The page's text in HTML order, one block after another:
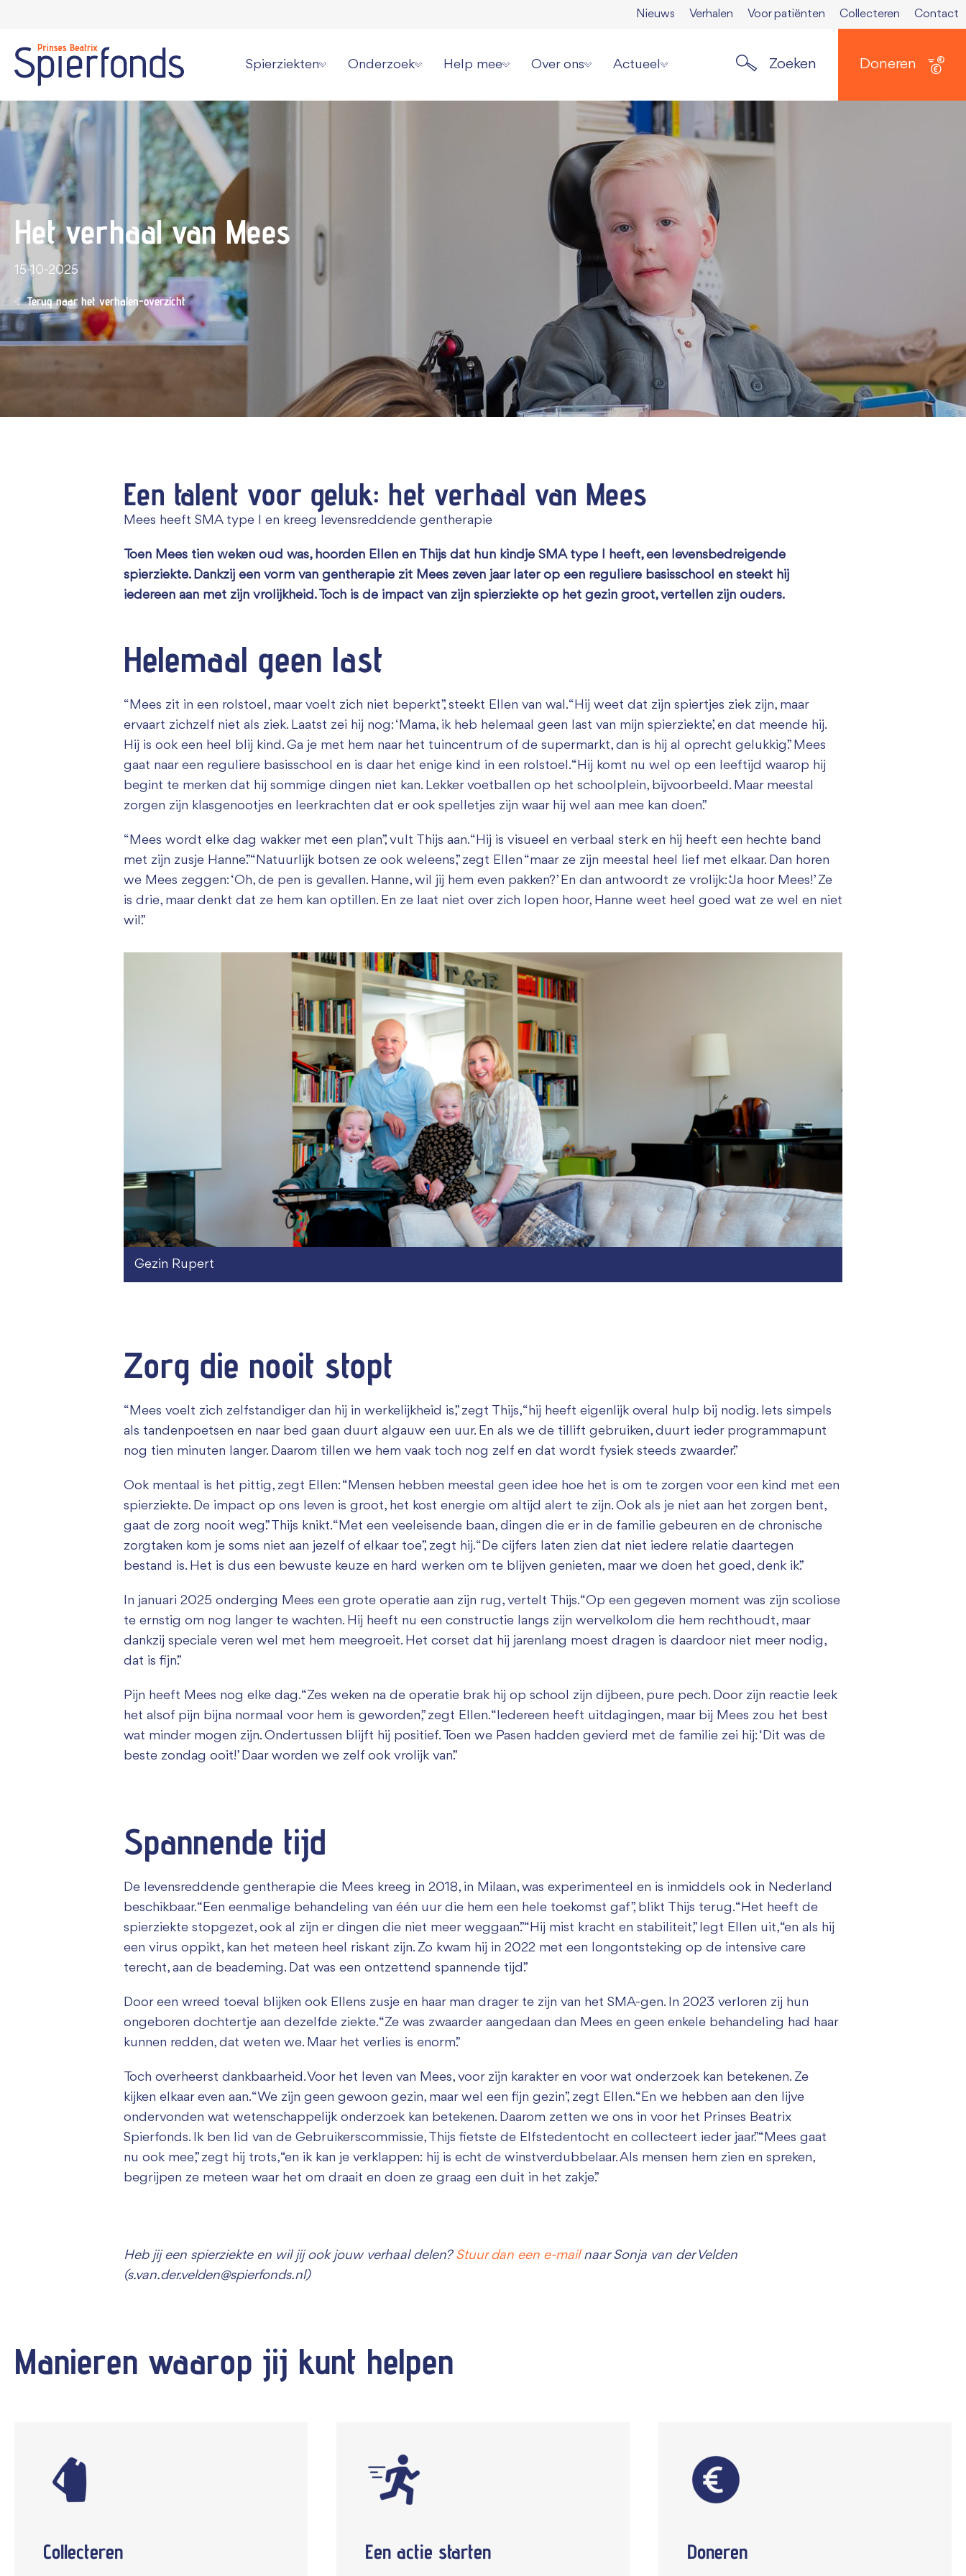
Nieuws Verhalen Voor patiënten Collecteren Contact
Spierziekten
Informatie voor patiënten
Onderzoek Help mee
Aanmelden evenement
Zakelijk bijdragen
Over ons
Wat wij doen
Wie wij zijn
Jaarverslagen en cijfers
Ambassadeurs
Werken bij ons
Donatie wijzigen of opzeggen
Contact
Actueel
Laatste nieuws
Aanmelden nieuwsbrief
Pers en media
Zoeken Doneren
Het verhaal van Mees
15-10-2025
Terug naar het verhalen-overzicht
Een talent voor geluk: het verhaal van Mees
Mees heeft SMA type I en kreeg levensreddende gentherapie
Toen Mees tien weken oud was, hoorden Ellen en Thijs dat hun kindje SMA type I heeft, een levensbedreigende
spierziekte. Dankzij een vorm van gentherapie zit Mees zeven jaar later op een reguliere basisschool en steekt hij
iedereen aan met zijn vrolijkheid. Toch is de impact van zijn spierziekte op het gezin groot, vertellen zijn ouders.
Helemaal geen last
“Mees zit in een rolstoel, maar voelt zich niet beperkt”, steekt Ellen van wal. “Hij weet dat zijn spiertjes ziek zijn, maar
ervaart zichzelf niet als ziek. Laatst zei hij nog: ‘Mama, ik heb helemaal geen last van mijn spierziekte’, en dat meende hij.
Hij is ook een heel blij kind. Ga je met hem naar het tuincentrum of de supermarkt, dan is hij al oprecht gelukkig.” Mees
gaat naar een reguliere basisschool en is daar het enige kind in een rolstoel. “Hij komt nu wel op een leeftijd waarop hij
begint te merken dat hij sommige dingen niet kan. Lekker voetballen op het schoolplein, bijvoorbeeld. Maar meestal
zorgen zijn klasgenootjes en leerkrachten dat er ook spelletjes zijn waar hij wel aan mee kan doen.”
“Mees wordt elke dag wakker met een plan”, vult Thijs aan. “Hij is visueel en verbaal sterk en hij heeft een hechte band
met zijn zusje Hanne.” “Natuurlijk botsen ze ook weleens,” zegt Ellen “maar ze zijn meestal heel lief met elkaar. Dan horen
we Mees zeggen: ‘Oh, de pen is gevallen. Hanne, wil jij hem even pakken?’ En dan antwoordt ze vrolijk: ‘Ja hoor Mees!’ Ze
is drie, maar denkt dat ze hem kan optillen. En ze laat niet over zich lopen hoor, Hanne weet heel goed wat ze wel en niet
wil.”
Gezin Rupert
Zorg die nooit stopt
“Mees voelt zich zelfstandiger dan hij in werkelijkheid is,” zegt Thijs, “hij heeft eigenlijk overal hulp bij nodig. Iets simpels
als tandenpoetsen en naar bed gaan duurt algauw een uur. En als we de tillift gebruiken, duurt ieder programmapunt
nog tien minuten langer. Daarom tillen we hem vaak toch nog zelf en dat wordt fysiek steeds zwaarder.”
Ook mentaal is het pittig, zegt Ellen: “Mensen hebben meestal geen idee hoe het is om te zorgen voor een kind met een
spierziekte. De impact op ons leven is groot, het kost energie om altijd alert te zijn. Ook als je niet aan het zorgen bent,
gaat de zorg nooit weg.” Thijs knikt. “Met een veeleisende baan, dingen die er in de familie gebeuren en de chronische
zorgtaken kom je soms niet aan jezelf of elkaar toe”, zegt hij. “De cijfers laten zien dat niet iedere relatie daartegen
bestand is. Het is dus een bewuste keuze en hard werken om te blijven genieten, maar we doen het goed, denk ik.”
In januari 2025 onderging Mees een grote operatie aan zijn rug, vertelt Thijs. “Op een gegeven moment was zijn scoliose
te ernstig om nog langer te wachten. Hij heeft nu een constructie langs zijn wervelkolom die hem rechthoudt, maar
dankzij speciale veren wel met hem meegroeit. Het corset dat hij jarenlang moest dragen is daardoor niet meer nodig,
dat is fijn.”
Pijn heeft Mees nog elke dag. “Zes weken na de operatie brak hij op school zijn dijbeen, pure pech. Door zijn reactie leek
het alsof pijn bijna normaal voor hem is geworden,” zegt Ellen. “Iedereen heeft uitdagingen, maar bij Mees zou het best
wat minder mogen zijn. Ondertussen blijft hij positief. Toen we Pasen hadden gevierd met de familie zei hij: ‘Dit was de
beste zondag ooit!’ Daar worden we zelf ook vrolijk van.”
Spannende tijd
De levensreddende gentherapie die Mees kreeg in 2018, in Milaan, was experimenteel en is inmiddels ook in Nederland
beschikbaar. “Een eenmalige behandeling van één uur die hem een hele toekomst gaf”, blikt Thijs terug. “Het heeft de
spierziekte stopgezet, ook al zijn er dingen die niet meer weggaan.” “Hij mist kracht en stabiliteit,” legt Ellen uit, “en als hij
een virus oppikt, kan het meteen heel riskant zijn. Zo kwam hij in 2022 met een longontsteking op de intensive care
terecht, aan de beademing. Dat was een ontzettend spannende tijd.”
Door een wreed toeval blijken ook Ellens zusje en haar man drager te zijn van het SMA-gen. In 2023 verloren zij hun
ongeboren dochtertje aan dezelfde ziekte. “Ze was zwaarder aangedaan dan Mees en geen enkele behandeling had haar
kunnen redden, dat weten we. Maar het verlies is enorm.”
Toch overheerst dankbaarheid. Voor het leven van Mees, voor zijn karakter en voor wat onderzoek kan betekenen. Ze
kijken elkaar even aan. “We zijn geen gewoon gezin, maar wel een fijn gezin”, zegt Ellen. “En we hebben aan den lijve
ondervonden wat wetenschappelijk onderzoek kan betekenen. Daarom zetten we ons in voor het Prinses Beatrix
Spierfonds. Ik ben lid van de Gebruikerscommissie, Thijs fietste de Elfstedentocht en collecteert ieder jaar.” “Mees gaat
nu ook mee,” zegt hij trots, “en ik kan je verklappen: hij is echt de winstverdubbelaar. Als mensen hem zien en spreken,
begrijpen ze meteen waar het om draait en doen ze graag een duit in het zakje.”
Heb jij een spierziekte en wil jij ook jouw verhaal delen? Stuur dan een e-mailnaar Sonja van der Velden
(s.van.der.velden@spierfonds.nl)
Manieren waarop jij kunt helpen
Collecteren Een actie starten Doneren